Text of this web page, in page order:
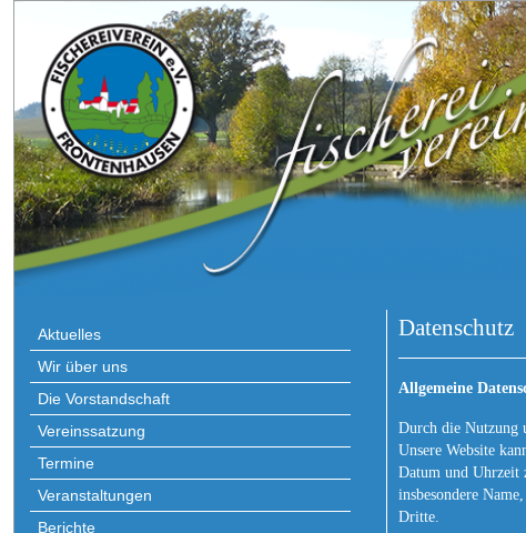
Aktuelles
Wir über uns
Die Vorstandschaft
Vereinssatzung
Termine
Veranstaltungen
Berichte
Datenschutz
Allgemeine
Durch die Nutzung
Unsere Website
Datum und Uhrzeit
insbesondere
Dritte.